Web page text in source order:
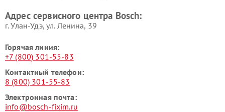
Адрес сервисного центра Bosch:
г. Улан-Удэ, ул. Ленина, 39
Горячая линия:
+7 (800) 301-55-83
Контактный телефон:
8 (800) 301-55-83
Электронная почта:
info@bosch-fixim.ru